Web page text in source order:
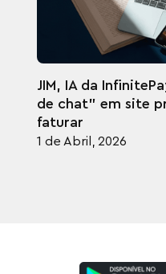
JIM, IA da
de chat" em site
faturar
1 de Abril, 2026